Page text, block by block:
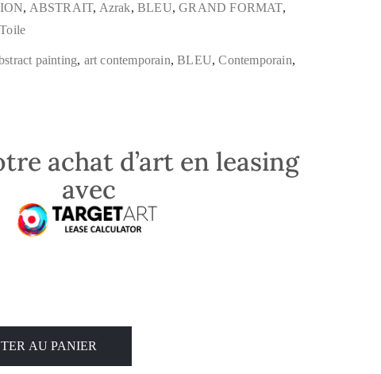
, ABSTRAIT, Azrak,BLEU,GRAND FORMAT,
Toile
painting, art contemporain,BLEU,Contemporain,
achat d’art en leasing
avec
AU PANIER